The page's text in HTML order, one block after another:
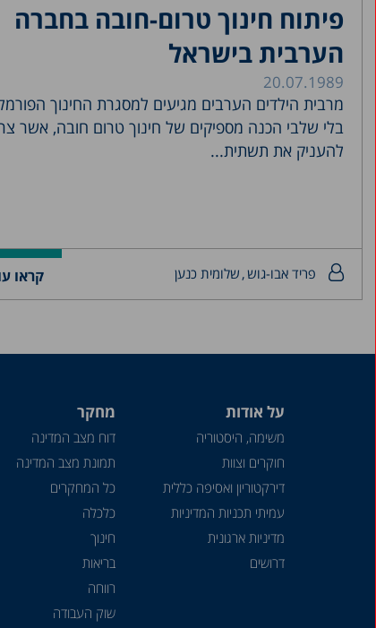
פיתוח חינוך טרום-חובה בחברה
הערבית בישראל
20.07.1989
מרבית הילדים הערבים מגיעים למסגרת החינוך
בלי שלבי הכנה מספיקים של חינוך טרום חובה, אשר
להעניק את תשתית...
קראו פריד אבו-גוש שלומית כנען
על אודות
משימה, היסטוריה
חוקרים וצוות
דירקטוריון ואסיפה כללית
עמיתי תכניות המדיניות
מדיניות ארגונית
דרושים
מחקר
דוח מצב המדינה
תמונת מצב המדינה
כל המחקרים
כלכלה
חינוך
בריאות
רווחה
שוק העבודה